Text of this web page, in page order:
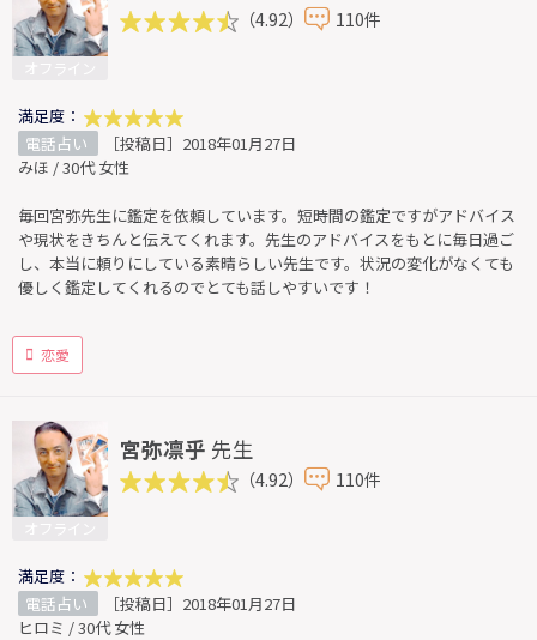
（4.92） 110件
満足度：
電話占い
［投稿日］2018年01月27日
みほ / 30代 女性
毎回宮弥先生に鑑定を依頼しています。短時間の鑑定ですがアドバイス
や現状をきちんと伝えてくれます。先生のアドバイスをもとに毎日過ご
し、本当に頼りにしている素晴らしい先生です。状況の変化がなくても
優しく鑑定してくれるのでとても話しやすいです！
恋愛
宮弥凛乎 先生
（4.92） 110件
満足度：
電話占い
［投稿日］2018年01月27日
ヒロミ / 30代 女性